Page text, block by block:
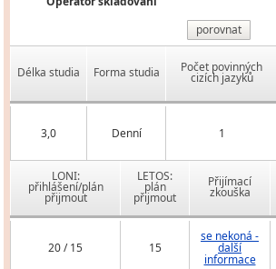
porovnat
Délka studia Forma studia Počet povinných
cizích jazyků
3,0 Denní 1
LONI:
přihlášení/plán
přijmout
LETOS:
plán
přijmout
Přijímací
zkouška
20 / 15 15
se nekoná -
další
informace